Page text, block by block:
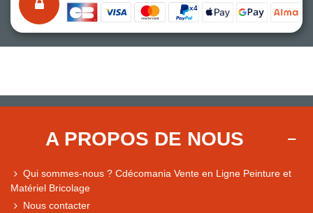
A PROPOS DE NOUS
Qui sommes-nous ? Cdécomania Vente en Ligne Peinture et
Matériel Bricolage
Nous contacter